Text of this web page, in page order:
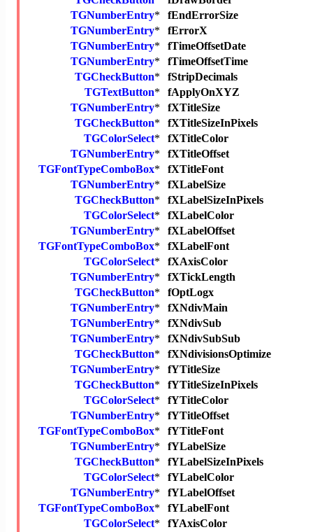
TGNumberEntry*
fEndErrorSize
TGNumberEntry*
fErrorX
TGNumberEntry*
fTimeOffsetDate
TGNumberEntry*
fTimeOffsetTime
TGCheckButton*
fStripDecimals
TGTextButton*
fApplyOnXYZ
TGNumberEntry*
fXTitleSize
TGCheckButton*
fXTitleSizeInPixels
TGColorSelect*
fXTitleColor
TGNumberEntry*
fXTitleOffset
TGFontTypeComboBox*
fXTitleFont
TGNumberEntry*
fXLabelSize
TGCheckButton*
fXLabelSizeInPixels
TGColorSelect*
fXLabelColor
TGNumberEntry*
fXLabelOffset
TGFontTypeComboBox*
fXLabelFont
TGColorSelect*
fXAxisColor
TGNumberEntry*
fXTickLength
TGCheckButton*
fOptLogx
TGNumberEntry*
fXNdivMain
TGNumberEntry*
fXNdivSub
TGNumberEntry*
fXNdivSubSub
TGCheckButton*
fXNdivisionsOptimize
TGNumberEntry*
fYTitleSize
TGCheckButton*
fYTitleSizeInPixels
TGColorSelect*
fYTitleColor
TGNumberEntry*
fYTitleOffset
TGFontTypeComboBox*
fYTitleFont
TGNumberEntry*
fYLabelSize
TGCheckButton*
fYLabelSizeInPixels
TGColorSelect*
fYLabelColor
TGNumberEntry*
fYLabelOffset
TGFontTypeComboBox*
fYLabelFont
TGColorSelect*
fYAxisColor